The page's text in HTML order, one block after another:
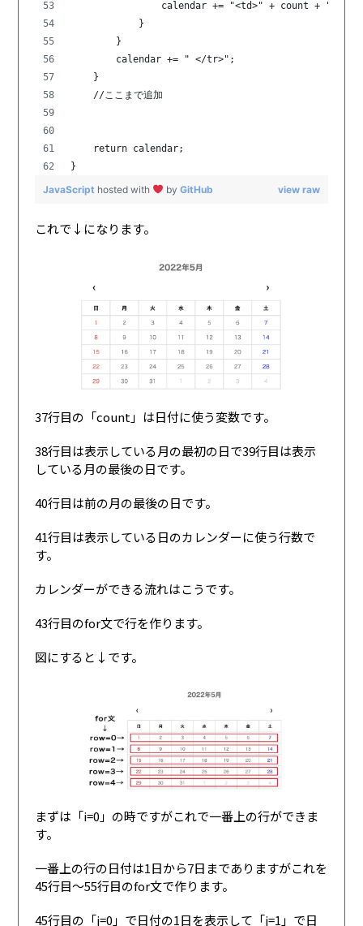
calendar += "<td>" + count + "</
            }
        }
        calendar += " </tr>";
    }
    //ここまで追加
    return calendar;
}
view raw
JavaScript hosted with byGitHub
これで↓になります。
37行目の「count」は日付に使う変数です。
38行目は表示している月の最初の日で39行目は表示
している月の最後の日です。
40行目は前の月の最後の日です。
41行目は表示している日のカレンダーに使う行数で
す。
カレンダーができる流れはこうです。
43行目のfor文で行を作ります。
図にすると↓です。
まずは「i=0」の時ですがこれで一番上の行ができま
す。
一番上の行の日付は1日から7日までありますがこれを
45行目〜55行目のfor文で作ります。
45行目の「j=0」で日付の1日を表示して「j=1」で日